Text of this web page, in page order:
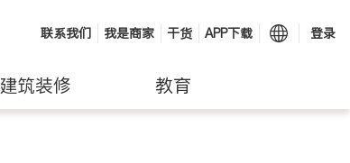
联系我们 我是商家 干货 APP下载 登录
建筑装修 教育